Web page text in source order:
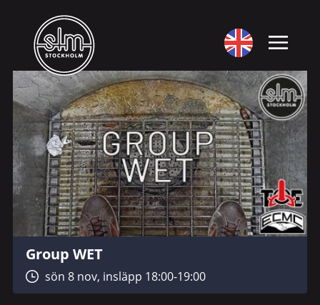
Group WET
sön 8 nov, insläpp 18:00-19:00